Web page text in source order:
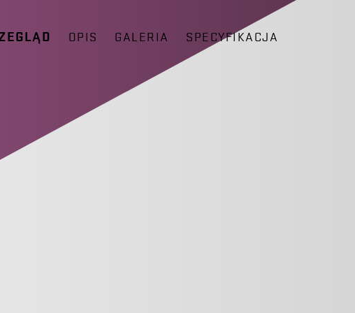
OPIS GALERIA SPECYFIKACJA